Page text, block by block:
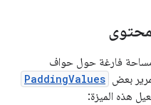
فارغة حول حواف
بعض PaddingValues
هذه الميزة: